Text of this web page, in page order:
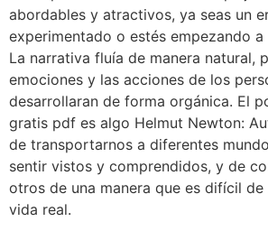
abordables y atractivos, ya seas un
experimentado o estés empezando
La narrativa fluía de manera natural,
emociones y las acciones de los
desarrollaran de forma orgánica. El
gratis pdf es algo Helmut Newton:
de transportarnos a diferentes
sentir vistos y comprendidos, y de
otros de una manera que es difícil de
vida real.